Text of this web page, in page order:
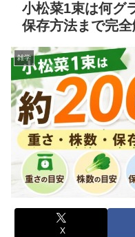
小松菜1束は何グ
保存方法まで完
雑学
X